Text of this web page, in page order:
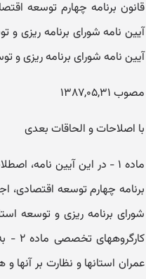
آیین نامه شورای برنامه ریزی
آیین نامه شورای برنامه ریزی
مصوب ۱۳۸۷,۰۵,۳۱
با اصلاحات و الحاقات بعدی
عمران استانها و نظارت بر